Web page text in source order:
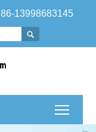
86-13998683145
